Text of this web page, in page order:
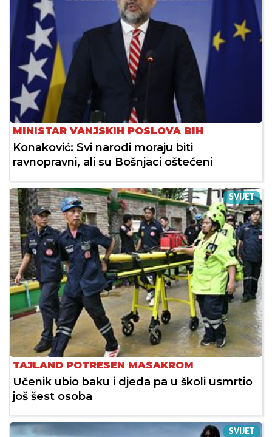
MINISTAR VANJSKIH POSLOVA BIH
Konaković: Svi narodi moraju biti
ravnopravni, ali su Bošnjaci oštećeni
SVIJET
TAJLAND POTRESEN MASAKROM
Učenik ubio baku i djeda pa u školi usmrtio
još šest osoba
SVIJET